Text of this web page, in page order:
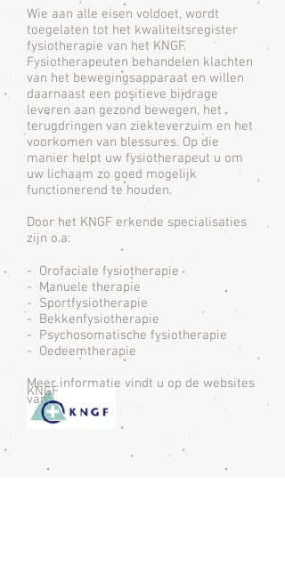
Wie aan alle eisen voldoet, wordt
toegelaten tot het kwaliteitsregister
fysiotherapie van het KNGF.
Fysiotherapeuten behandelen klachten
van het bewegingsapparaat en willen
daarnaast een positieve bijdrage
leveren aan gezond bewegen, het
terugdringen van ziekteverzuim en het
voorkomen van blessures. Op die
manier helpt uw fysiotherapeut u om
uw lichaam zo goed mogelijk
functionerend te houden.
Door het KNGF erkende specialisaties
zijn o.a:
- Orofaciale fysiotherapie
- Manuele therapie
- Sportfysiotherapie
- Bekkenfysiotherapie
- Psychosomatische fysiotherapie
- Oedeemtherapie
Meer informatie vindt u op de websites
van:
KNGF